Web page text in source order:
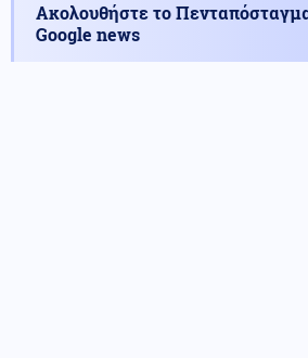
Ακολουθήστε το
Google news